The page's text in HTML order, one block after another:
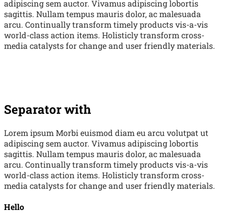
adipiscing sem auctor. Vivamus adipiscing lobortis
sagittis. Nullam tempus mauris dolor, ac malesuada
arcu. Continually transform timely products vis-a-vis
world-class action items. Holisticly transform cross-
media catalysts for change and user friendly materials.
Separator with
Lorem ipsum Morbi euismod diam eu arcu volutpat ut
adipiscing sem auctor. Vivamus adipiscing lobortis
sagittis. Nullam tempus mauris dolor, ac malesuada
arcu. Continually transform timely products vis-a-vis
world-class action items. Holisticly transform cross-
media catalysts for change and user friendly materials.
Hello